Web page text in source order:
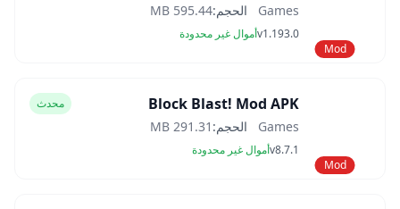
Mod
Games الحجم:595.44 MB
v1.193.0أموال غير محدودة
Mod
Block Blast! Mod APK محدث
Games الحجم: 291.31 MB
v8.7.1أموال غير محدودة